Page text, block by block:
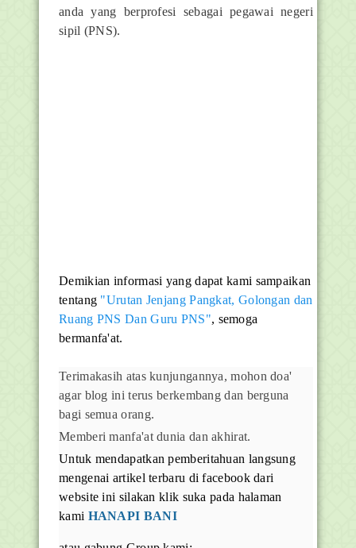
anda yang berprofesi sebagai pegawai negeri
sipil (PNS).
Demikian informasi yang dapat kami sampaikan
tentang "Urutan Jenjang Pangkat, Golongan dan
Ruang PNS Dan Guru PNS", semoga
bermanfa'at.
Terimakasih atas kunjungannya, mohon doa'
agar blog ini terus berkembang dan berguna
bagi semua orang.
Memberi manfa'at dunia dan akhirat.
Untuk mendapatkan pemberitahuan langsung
mengenai artikel terbaru di facebook dari
website ini silakan klik suka pada halaman
kami HANAPI BANI